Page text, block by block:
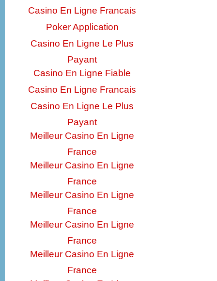
Casino En Ligne Francais
Poker Application
Casino En Ligne Le Plus
Payant
Casino En Ligne Fiable
Casino En Ligne Francais
Casino En Ligne Le Plus
Payant
Meilleur Casino En Ligne
France
Meilleur Casino En Ligne
France
Meilleur Casino En Ligne
France
Meilleur Casino En Ligne
France
Meilleur Casino En Ligne
France